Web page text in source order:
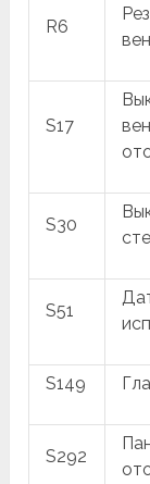
R6
S17
S30
S51
S149
S292